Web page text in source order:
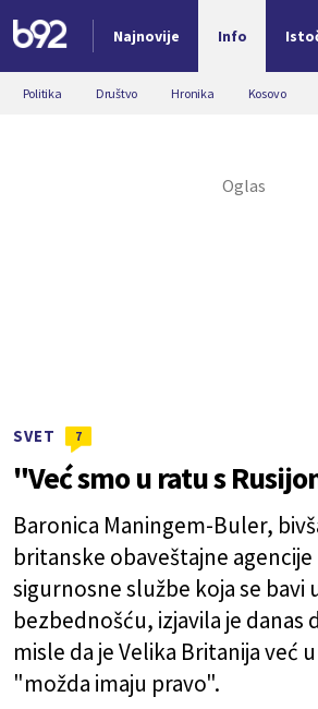
Najnovije Info
Nova vest
Politika Društvo Hronika Kosovo
SVET 7
"Već smo u ratu s
Baronica Maningem-Buler,
britanske obaveštajne agencije
sigurnosne službe koja se bavi
bezbednošću, izjavila je danas
misle da je Velika Britanija već
"možda imaju pravo".